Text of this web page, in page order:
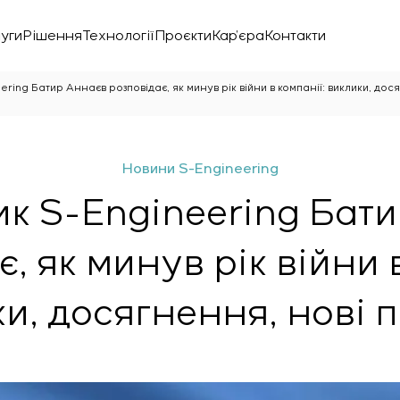
РішенняТехнологіїПроєктиКар’єраКонтакти
лабораторії
Батир Аннаєв розповідає, як минув рік війни в компанії: виклики,
Новини S-Engineering
S-Engineering
як минув рік війни
досягнення, нові